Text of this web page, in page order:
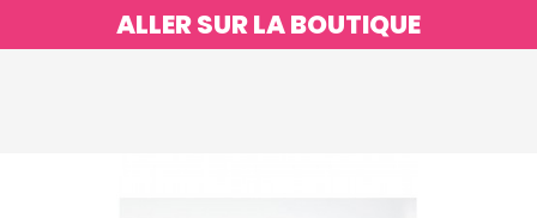
ALLER SUR LA BOUTIQUE